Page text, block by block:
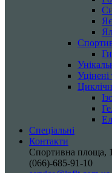
Уцінені
Спеціальні
Контакти
Спортивна площа,
(066)-685-91-10